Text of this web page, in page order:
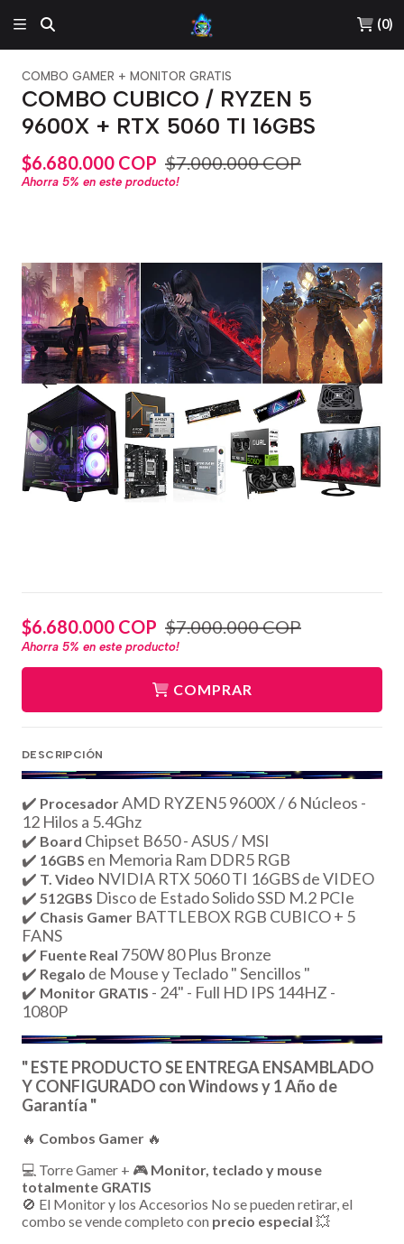
(0)
COMBO GAMER + MONITOR GRATIS
COMBO CUBICO / RYZEN 5
9600X + RTX 5060 TI 16GBS
$6.680.000 COP $7.000.000 COP
Ahorra 5% en este producto!
$6.680.000 COP $7.000.000 COP
Ahorra 5% en este producto!
COMPRAR
DESCRIPCIÓN
✔️ ProcesadorAMD RYZEN5 9600X / 6 Núcleos -
12 Hilos a 5.4Ghz
✔️ Board Chipset B650 - ASUS / MSI
✔️ 16GBS en Memoria Ram DDR5 RGB
✔️ T. Video NVIDIA RTX 5060 TI 16GBS de VIDEO
✔️ 512GBS Disco de Estado Solido SSD M.2 PCIe
✔️ Chasis Gamer BATTLEBOX RGB CUBICO + 5
FANS
✔️ Fuente Real 750W 80 Plus Bronze
✔️ Regalo de Mouse y Teclado " Sencillos "
✔️ Monitor GRATIS - 24" - Full HD IPS 144HZ -
1080P
" ESTE PRODUCTO SE ENTREGA ENSAMBLADO
Y CONFIGURADO con Windows y 1 Año de
Garantía "
🔥 Combos Gamer 🔥
💻 Torre Gamer + 🎮 Monitor, teclado y mouse
totalmente GRATIS
🚫 El Monitor y los Accesorios No se pueden retirar, el
combo se vende completo con precio especial 💥